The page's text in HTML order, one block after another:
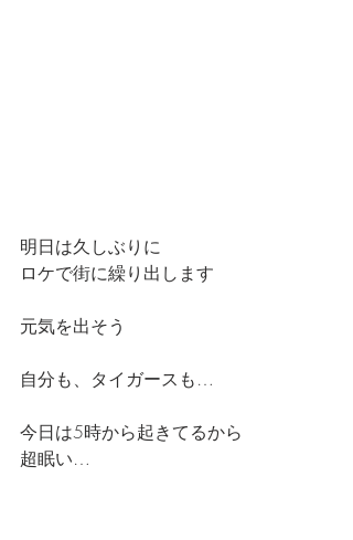
明日は久しぶりに
ロケで街に繰り出します
元気を出そう
自分も、タイガースも…
今日は5時から起きてるから
超眠い…